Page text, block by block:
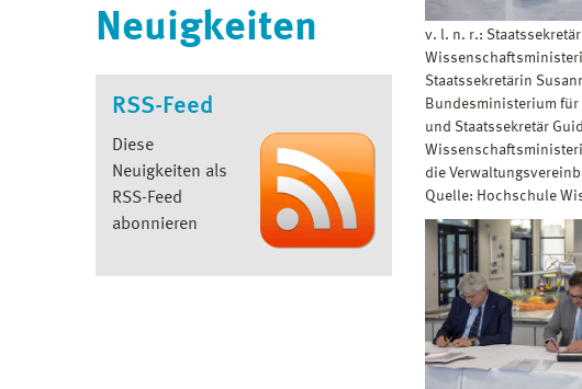
Neuigkeiten
RSS-Feed
Diese
Neuigkeiten als
RSS-Feed
abonnieren
v. l. n. r.:
Staatssekretärin
Bundesministerium für
und Staatssekretär
die
Quelle: Hochschule